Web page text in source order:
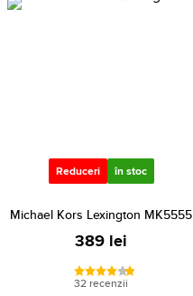
Reduceri în stoc
Michael Kors Lexington MK5555
389 lei
32 recenzii